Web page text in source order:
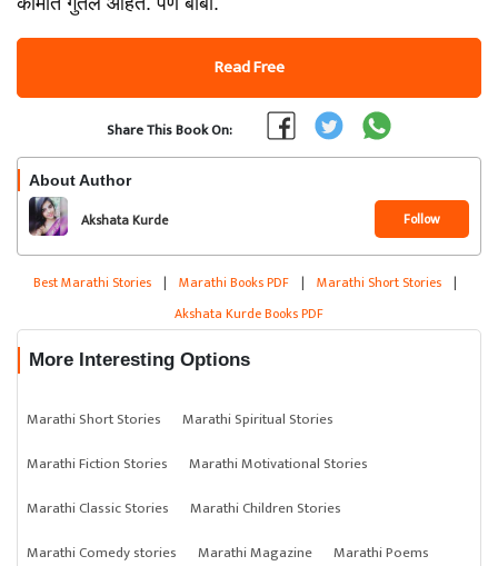
Read Free
Share This Book On:
About Author
Akshata Kurde Follow
Best Marathi Stories | Marathi Books PDF | Marathi Short Stories |
Akshata Kurde Books PDF
More Interesting Options
Marathi Short Stories
Marathi Spiritual Stories
Marathi Fiction Stories
Marathi Motivational Stories
Marathi Classic Stories
Marathi Children Stories
Marathi Comedy stories
Marathi Magazine
Marathi Poems